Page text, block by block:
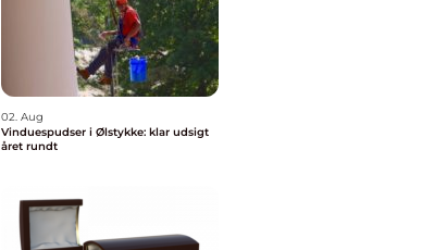
02. Aug
Vinduespudser i Ølstykke: klar udsigt
året rundt